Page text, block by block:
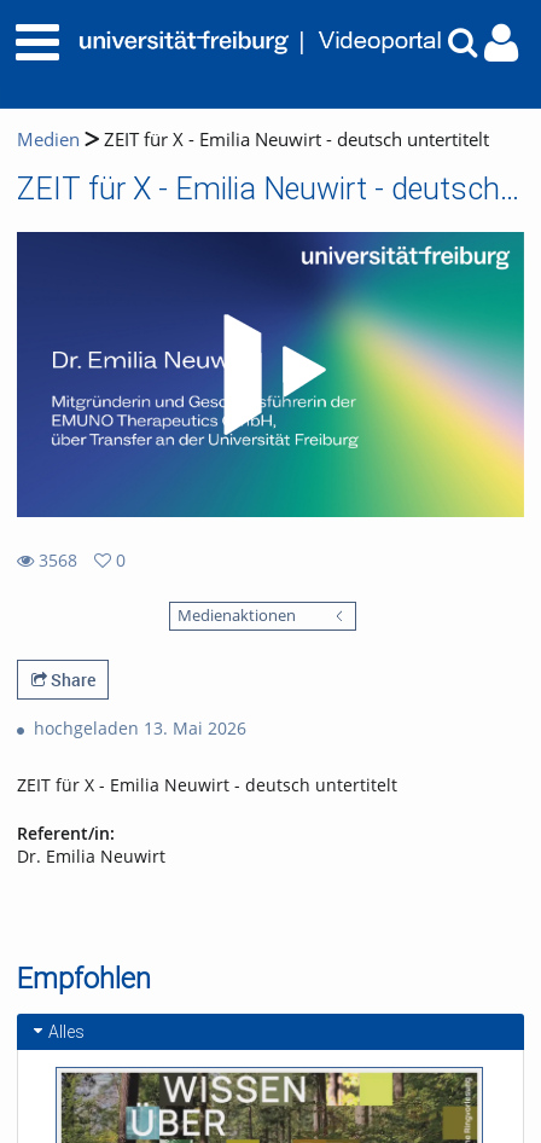
Medien ZEIT für X - Emilia Neuwirt - deutsch untertitelt
ZEIT für X - Emilia Neuwirt - deutsch untertitelt
3568
0
Medienaktionen
Share
hochgeladen 13. Mai 2026
ZEIT für X - Emilia Neuwirt - deutsch untertitelt
Referent/in:
Dr. Emilia Neuwirt
Empfohlen
Alles